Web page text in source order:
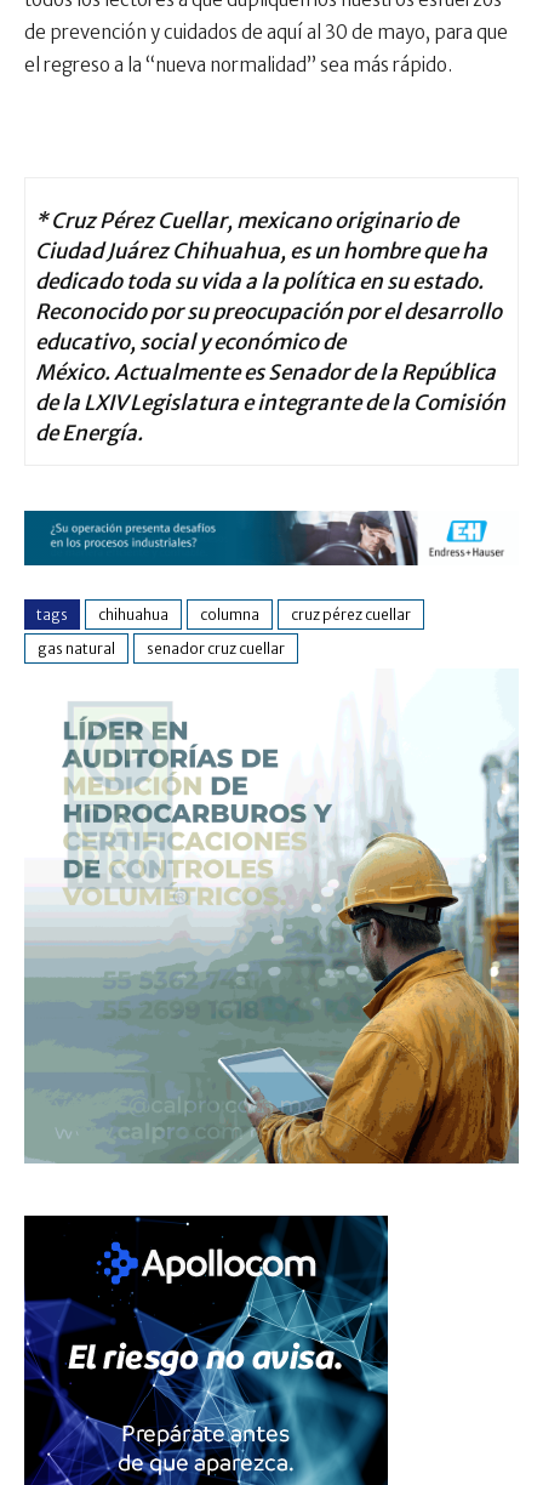
de prevención y cuidados de aquí al 30 de mayo, para que
el regreso a la “nueva normalidad” sea más rápido.
* Cruz Pérez Cuellar, mexicano originario de
Ciudad Juárez Chihuahua, es un hombre que ha
dedicado toda su vida a la política en su estado.
Reconocido por su preocupación por el desarrollo
educativo, social y económico de
México.Actualmente es Senador de la República
de la LXIV Legislatura e integrante de la Comisión
de Energía.
tags chihuahua columna
cruz pérez cuellar
gas natural
senador cruz cuellar